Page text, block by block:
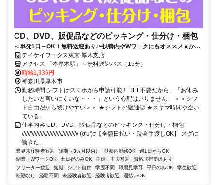
CD、DVD、販促品などのピッキング・仕分け・梱包
＜単発1日～OK！無料送迎あり♪>扶養内やWワークにもオススメ★かん
たんWEB登録で好きな時に働ける♪日払いOK！
テイケイワークス東京 厚木支店
アクセス 「本厚木駅」～無料送迎バス（15分）
時給1,336円
神奈川県厚木市
勤務時間 シフトはスマホから申請可能！ TEL不要だから、「お休み
したいと言いにくいな・・・」という心配はいりません！ ＜＜シフ
ト自由だから続けやすい＞＞ ★シフトの融通◎ ★スキマ時間や空い
ている...
仕事内容 CD、DVD、販促品などのピッキング・仕分け・梱包
/////////////////////////////////////// (σ'u')σ【全額日払い・現金手渡しOK】 スグに
働きた...
業界未経験者歓迎 短期（3ヵ月以内） 扶養内勤務OK
週1日からOK
副業・WワークOK
土日祝のみOK 主婦・主夫歓迎
資格取得支援あり
フリーター歓迎
短期 シフト自由 学歴不問 職場見学可 平日のみOK
学生歓迎
転勤なし
経験不問 未経験者歓迎 経験者歓迎 週払いOK